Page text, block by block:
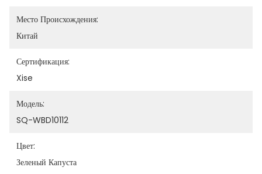
Место Происхождения:
Китай
Сертификация:
Xise
Модель:
SQ-WBD10112
Цвет:
Зеленый Капуста